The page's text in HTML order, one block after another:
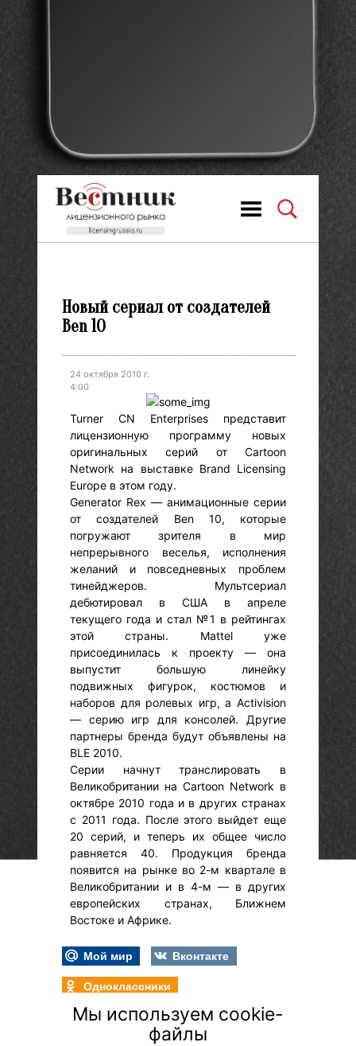
Новый сериал от создателей
Ben 10
24 октября 2010 г.
4:00
Turner CN Enterprises представит
лицензионную программу новых
оригинальных серий от Cartoon
Network на выставке Brand Licensing
Europe в этом году.
Generator Rex — анимационные серии
от создателей Ben 10, которые
погружают зрителя в мир
непрерывного веселья, исполнения
желаний и повседневных проблем
тинейджеров. Мультсериал
дебютировал в США в апреле
текущего года и стал №1 в рейтингах
этой страны. Mattel уже
присоединилась к проекту — она
выпустит большую линейку
подвижных фигурок, костюмов и
наборов для ролевых игр, а Activision
— серию игр для консолей. Другие
партнеры бренда будут объявлены на
BLE 2010.
Серии начнут транслировать в
Великобритании на Cartoon Network в
октябре 2010 года и в других странах
с 2011 года. После этого выйдет еще
20 серий, и теперь их общее число
равняется 40. Продукция бренда
появится на рынке во 2-м квартале в
Великобритании и в 4-м — в других
европейских странах, Ближнем
Востоке и Африке.
Мой мир
Вконтакте
Одноклассники
Мы используем cookie-
файлы